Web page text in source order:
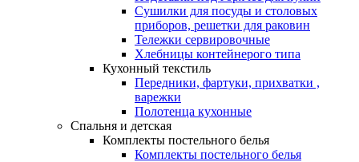
Сушилки для посуды и столовых
приборов, решетки для раковин
Тележки сервировочные
Хлебницы контейнерого типа
Кухонный текстиль
Передники, фартуки, прихватки ,
варежки
Полотенца кухонные
Спальня и детская
Комплекты постельного белья
Комплекты постельного белья